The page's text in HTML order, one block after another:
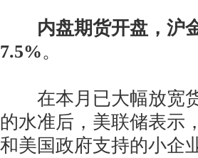
内盘期货开盘，沪
7.5%。
在本月已大幅放宽货
的水准后，美联储表示
和美国政府支持的小企